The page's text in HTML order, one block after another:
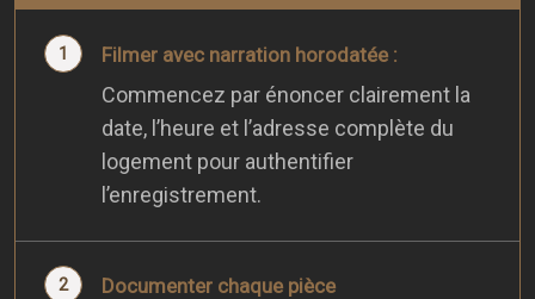
Filmer avec narration horodatée :
Commencez par énoncer clairement la
date, l’heure et l’adresse complète du
logement pour authentifier
l’enregistrement.
Documenter chaque pièce